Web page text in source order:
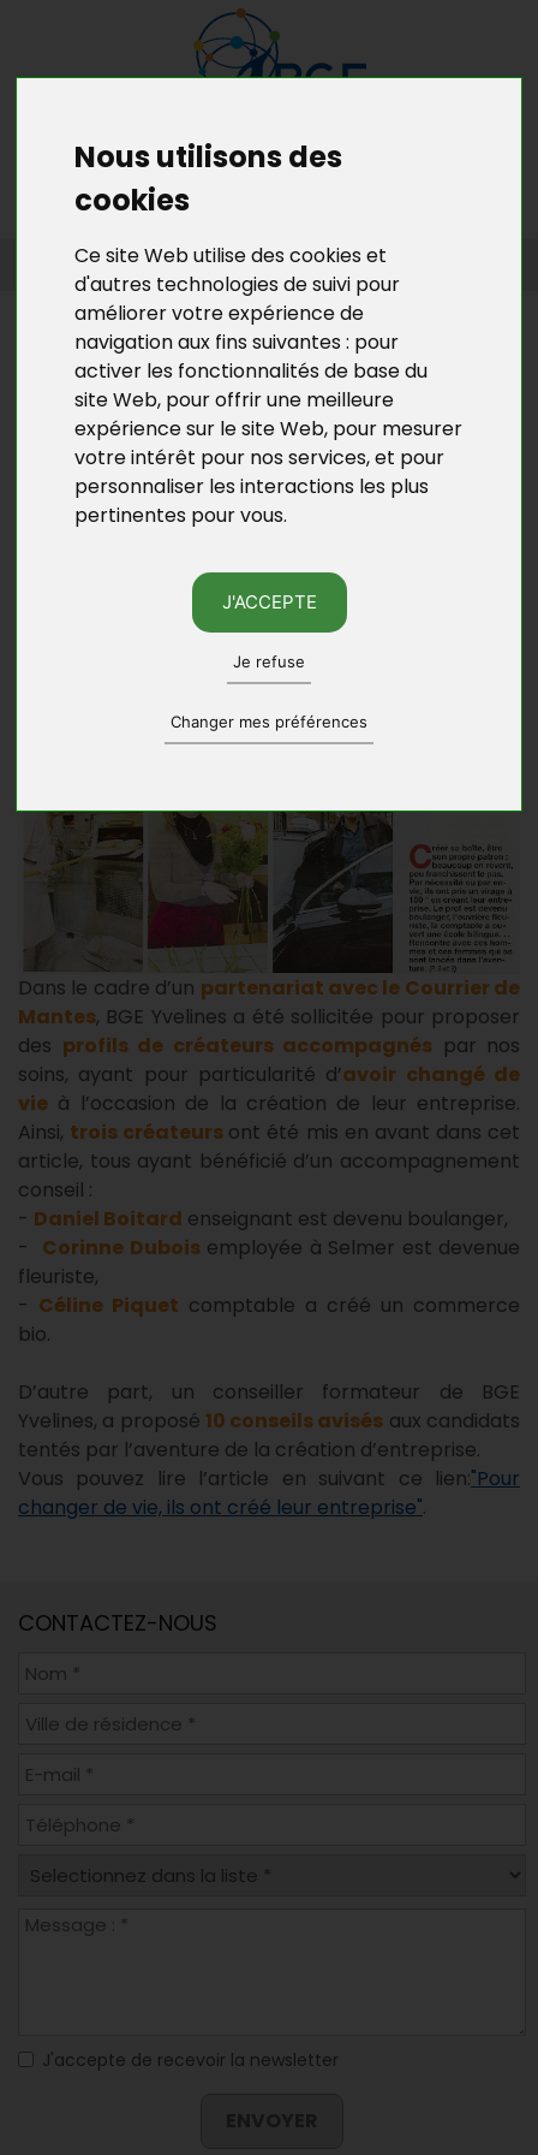
Nous utilisons des
cookies
Ce site Web utilise des cookies et
d'autres technologies de suivi pour
améliorer votre expérience de
navigation aux fins suivantes : pour
activer les fonctionnalités de base du
site Web, pour offrir une meilleure
expérience sur le site Web, pour mesurer
votre intérêt pour nos services,et pour
personnaliser les interactions les plus
pertinentes pour vous.
J'ACCEPTE
Je refuse
Changer mes préférences
ACCUEIL> L’ACTU DE BGE YVELINES>L'ACTU DE LA CRÉATION
D’ENTREPRISES EN YVELINES
L’ACTU DE BGE YVELINES
BGE YVELINES À L'HONNEUR
DANS LA PRESSE LOCALE
BGE Yvelines à l'honneur dans leCourrier de Mantes
du 6 février 2013!
Dans le cadre d’un partenariat avec le Courrier de
Mantes, BGE Yvelines a été sollicitée pour proposer
des profils de créateurs accompagnés par nos
soins, ayant pour particularité d’avoir changé de
vie à l’occasion de la création de leur entreprise.
Ainsi, trois créateurs ont été mis en avant dans cet
article, tous ayant bénéficié d’un accompagnement
conseil :
- Daniel Boitard enseignant est devenu boulanger,
- Corinne Duboisemployée à Selmer est devenue
fleuriste,
- Céline Piquet comptable a créé un commerce
bio.
D’autre part, un conseiller formateur de BGE
Yvelines, a proposé 10 conseils avisés aux candidats
tentés par l’aventure de la création d’entreprise.
Vous pouvez lire l’article en suivant ce lien:"Pour
changer de vie, ils ont créé leur entreprise".
CONTACTEZ-NOUS
J'accepte de recevoir la newsletter